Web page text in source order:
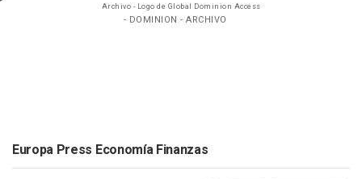
Archivo - Logo de Global Dominion Access
- DOMINION - ARCHIVO
Europa Press Economía Finanzas